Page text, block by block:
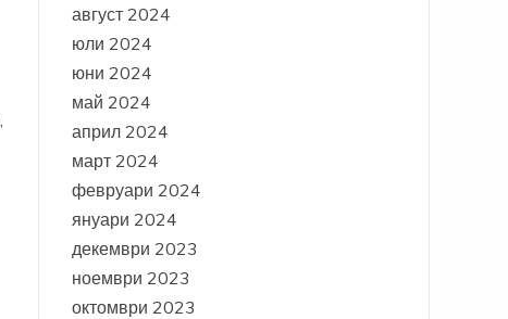
август 2024
юли 2024
юни 2024
май 2024
април 2024
март 2024
февруари 2024
януари 2024
декември 2023
ноември 2023
октомври 2023